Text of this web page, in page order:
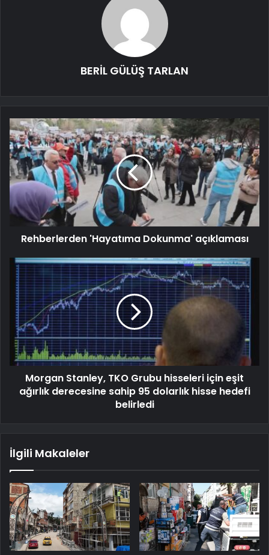
BERİL GÜLÜŞ TARLAN
Rehberlerden 'Hayatıma Dokunma' açıklaması
Morgan Stanley, TKO Grubu hisseleri için eşit
ağırlık derecesine sahip 95 dolarlık hisse hedefi
belirledi
İlgili Makaleler